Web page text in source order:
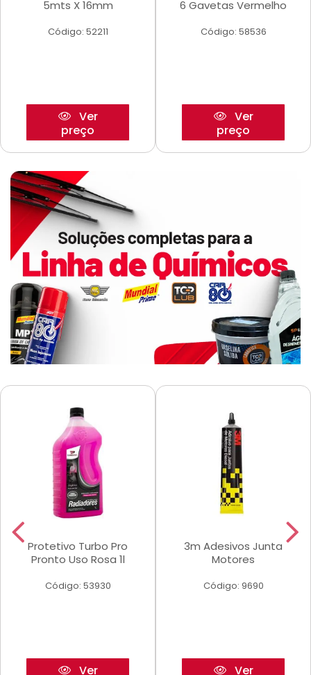
5mts X 16mm
Código: 52211
Ver
preço
6 Gavetas Vermelho
Código: 58536
Ver
preço
Protetivo Turbo Pro
Pronto Uso Rosa 1l
Código: 53930
Ver
3m Adesivos Junta
Motores
Código: 9690
Ver